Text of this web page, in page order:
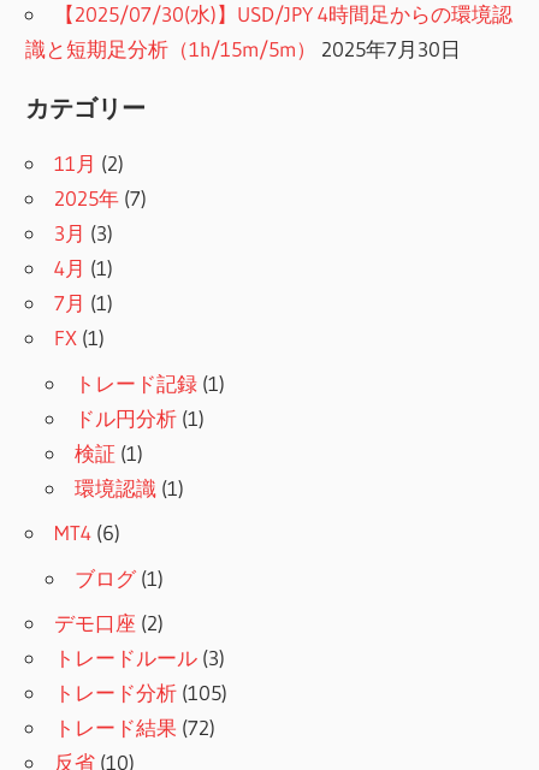
【2025/07/30(水)】USD/JPY 4時間足からの環境認
識と短期足分析（1h/15m/5m）
2025年7月30日
カテゴリー
11月 (2)
2025年 (7)
3月 (3)
4月 (1)
7月 (1)
FX (1)
トレード記録 (1)
ドル円分析 (1)
検証 (1)
環境認識 (1)
MT4 (6)
ブログ(1)
デモ口座 (2)
トレードルール (3)
トレード分析 (105)
トレード結果 (72)
反省 (10)